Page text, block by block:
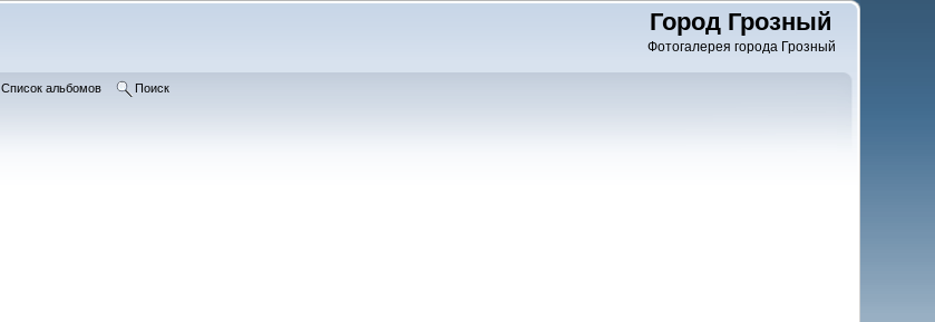
Город Грозный
Фотогалерея города Грозный
Список альбомов Поиск